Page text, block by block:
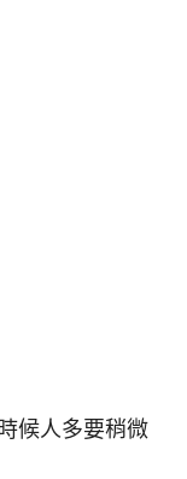
候人多要稍微